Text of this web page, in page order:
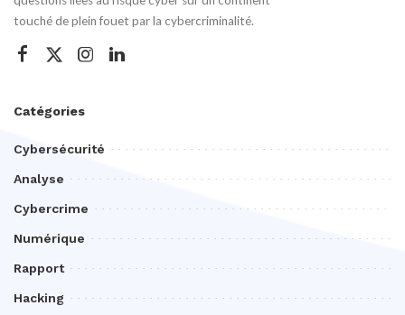
touché de plein fouet par la cybercriminalité.
Catégories
Cybersécurité
Analyse
Cybercrime
Numérique
Rapport
Hacking